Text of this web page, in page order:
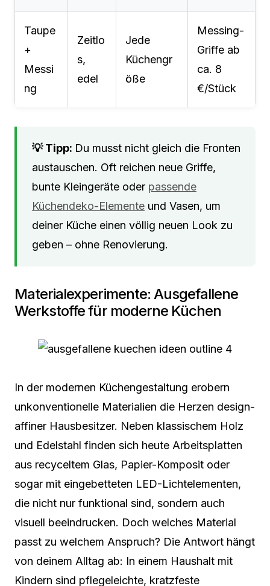
Taupe
+
Messi
ng
Zeitlo
s,
edel
Jede
Küchengr
öße
Messing-
Griffe ab
ca. 8
€/Stück
Du musst nicht gleich die Fronten
austauschen. Oft reichen neue Griffe,
bunte Kleingeräte oder passende
Küchendeko-Elemente und Vasen, um
deiner Küche einen völlig neuen Look zu
geben – ohne Renovierung.
Materialexperimente: Ausgefallene
Werkstoffe für moderne Küchen
In der modernen Küchengestaltung erobern
unkonventionelle Materialien die Herzen design-
affiner Hausbesitzer. Neben klassischem Holz
und Edelstahl finden sich heute Arbeitsplatten
aus recyceltem Glas, Papier-Komposit oder
sogar mit eingebetteten LED-Lichtelementen,
die nicht nur funktional sind, sondern auch
visuell beeindrucken. Doch welches Material
passt zu welchem Anspruch? Die Antwort hängt
von deinem Alltag ab: In einem Haushalt mit
Kindern sind pflegeleichte, kratzfeste